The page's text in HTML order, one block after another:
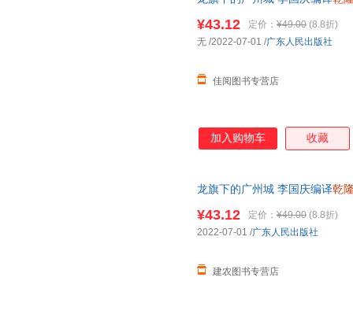
¥43.12 定价： ¥49.00 (8.8折)
佳阅图书专营店
无 /2022-07-01 /广东人民出版社
加入购物车 收藏
龙旗下的广州城 李国庆编译乾
¥43.12 定价： ¥49.00 (8.8折)
建农图书专营店
2022-07-01 /广东人民出版社